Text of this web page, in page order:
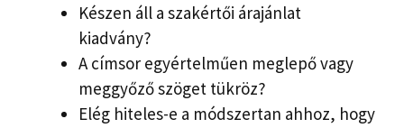
Készen áll a szakértői árajánlat
kiadvány?
A címsor egyértelműen meglepő vagy
meggyőző szöget tükröz?
Elég hiteles-e a módszertan ahhoz, hogy